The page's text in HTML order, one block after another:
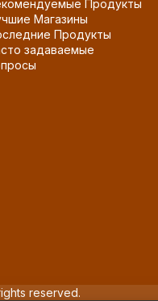
Продукты
Магазины
Продукты
задаваемые
reserved.